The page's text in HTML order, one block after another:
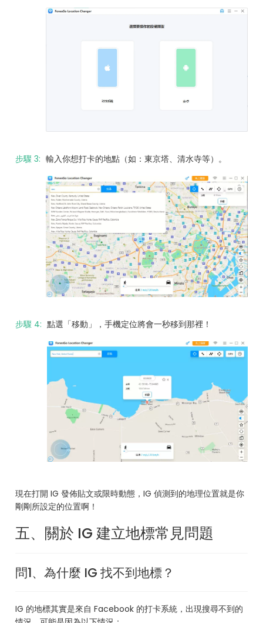
步驟 3: 輸入你想打卡的地點（如：東京塔、清水寺等）。
步驟 4: 點選「移動」，手機定位將會一秒移到那裡！
現在打開 IG 發佈貼文或限時動態，IG 偵測到的地理位置就是你
剛剛所設定的位置啊！
五、關於 IG 建立地標常見問題
問1、為什麼 IG 找不到地標？
IG 的地標其實是來自 Facebook 的打卡系統，出現搜尋不到的